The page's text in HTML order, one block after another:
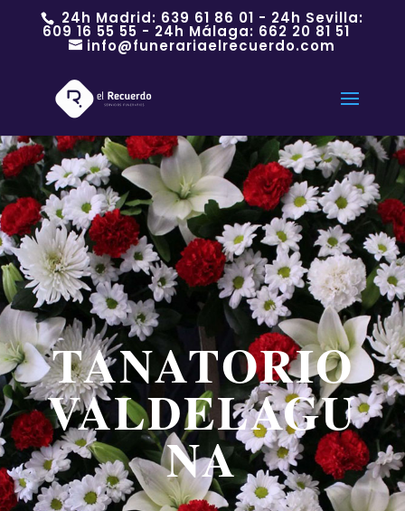
24h Madrid: 639 61 86 01 - 24h Sevilla:
609 16 55 55 - 24h Málaga: 662 20 81 51
info@funerariaelrecuerdo.com
TANATORIO
VALDELAGU
NA